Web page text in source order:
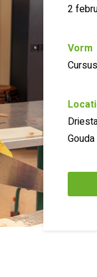
2
Vorm
Cursus
Gouda